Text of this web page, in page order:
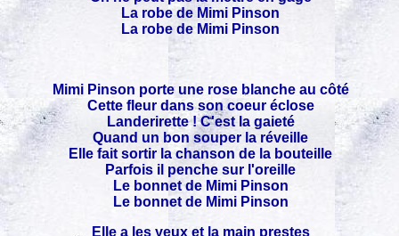
La robe de Mimi Pinson
La robe de Mimi Pinson
Mimi Pinson porte une rose blanche au côté
Cette fleur dans son coeur éclose
Landerirette ! C'est la gaieté
Quand un bon souper la réveille
Elle fait sortir la chanson de la bouteille
Parfois il penche sur l'oreille
Le bonnet de Mimi Pinson
Le bonnet de Mimi Pinson
Elle a les yeux et la main prestes